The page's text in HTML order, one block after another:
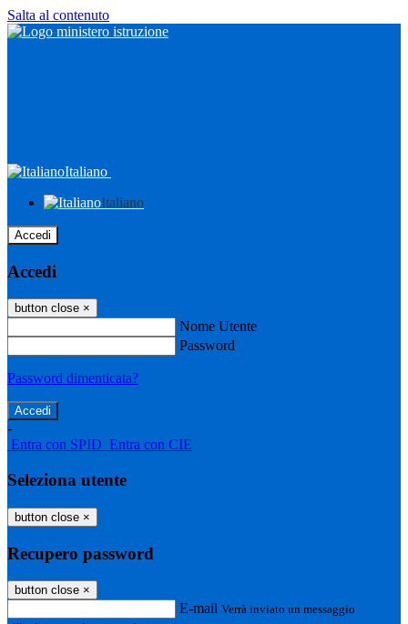
Salta al contenuto
Italiano
Italiano
Accedi
Accedi
button close ×
Nome Utente
Password
Password dimenticata?
-
Entra con SPID Entra con CIE
Seleziona utente
button close ×
Recupero password
button close ×
E-mail Verrà inviato un messaggio